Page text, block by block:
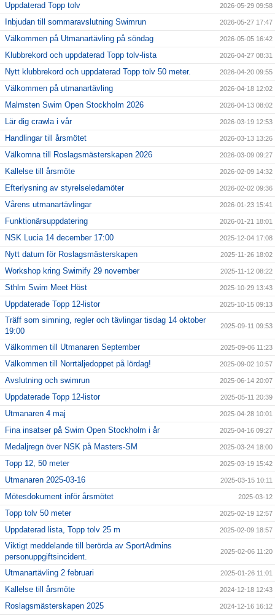
Uppdaterad Topp tolv 2026-05-29 09:58
Inbjudan till sommaravslutning Swimrun 2026-05-27 17:47
Välkommen på Utmanartävling på söndag 2026-05-05 16:42
Klubbrekord och uppdaterad Topp tolv-lista 2026-04-27 08:31
Nytt klubbrekord och uppdaterad Topp tolv 50 meter. 2026-04-20 09:55
Välkommen på utmanartävling 2026-04-18 12:02
Malmsten Swim Open Stockholm 2026 2026-04-13 08:02
Lär dig crawla i vår 2026-03-19 12:53
Handlingar till årsmötet 2026-03-13 13:26
Välkomna till Roslagsmästerskapen 2026 2026-03-09 09:27
Kallelse till årsmöte 2026-02-09 14:32
Efterlysning av styrelseledamöter 2026-02-02 09:36
Vårens utmanartävlingar 2026-01-23 15:41
Funktionärsuppdatering 2026-01-21 18:01
NSK Lucia 14 december 17:00 2025-12-04 17:08
Nytt datum för Roslagsmästerskapen 2025-11-26 18:02
Workshop kring Swimify 29 november 2025-11-12 08:22
Sthlm Swim Meet Höst 2025-10-29 13:43
Uppdaterade Topp 12-listor 2025-10-15 09:13
Träff som simning, regler och tävlingar tisdag 14 oktober
19:00
2025-09-11 09:53
Välkommen till Utmanaren September 2025-09-06 11:23
Välkommen till Norrtäljedoppet på lördag! 2025-09-02 10:57
Avslutning och swimrun 2025-06-14 20:07
Uppdaterade Topp 12-listor 2025-05-11 20:39
Utmanaren 4 maj 2025-04-28 10:01
Fina insatser på Swim Open Stockholm i år 2025-04-16 09:27
Medaljregn över NSK på Masters-SM 2025-03-24 18:00
Topp 12, 50 meter 2025-03-19 15:42
Utmanaren 2025-03-16 2025-03-15 10:11
Mötesdokument inför årsmötet 2025-03-12
Topp tolv 50 meter 2025-02-19 12:57
Uppdaterad lista, Topp tolv 25 m 2025-02-09 18:57
Viktigt meddelande till berörda av SportAdmins
personuppgiftsincident.
2025-02-06 11:20
Utmanartävling 2 februari 2025-01-26 11:01
Kallelse till årsmöte 2024-12-18 12:43
Roslagsmästerskapen 2025 2024-12-16 16:12